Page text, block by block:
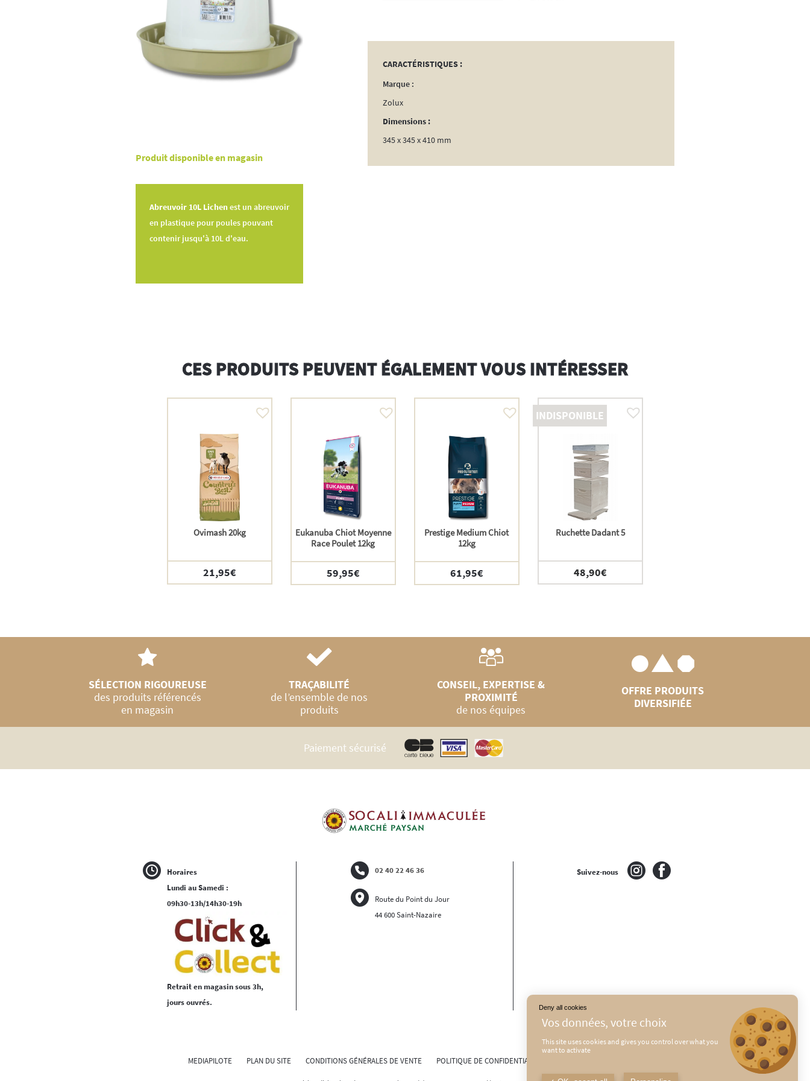
Produit disponible en magasin
Abreuvoir 10L Lichenest un abreuvoir
en plastique pour poules pouvant
contenir jusqu'à 10L d'eau.
Lichen
CARACTÉRISTIQUES :
Marque :
Zolux
Dimensions :
345 x 345 x 410 mm
CES PRODUITS PEUVENT ÉGALEMENT VOUS INTÉRESSER
Ovimash 20kg
21,95€
Eukanuba Chiot Moyenne
Race Poulet 12kg
59,95€
Prestige Medium Chiot
12kg
61,95€
INDISPONIBLE
Ruchette Dadant 5
48,90€
SÉLECTION RIGOUREUSE
des produits référencés
en magasin
TRAÇABILITÉ
de l’ensemble de nos
produits
CONSEIL, EXPERTISE &
PROXIMITÉ
de nos équipes
OFFRE PRODUITS
DIVERSIFIÉE
Paiement sécurisé
Horaires
Lundi au Samedi :
09h30-13h/14h30-19h
Retrait en magasin sous 3h,
jours ouvrés.
02 40 22 46 36
Route du Point du Jour
44 600 Saint-Nazaire
Suivez-nous
MEDIAPILOTE PLAN DU SITE CONDITIONS GÉNÉRALES DE VENTE POLITIQUE DE CONFIDENTIALITÉ
This site uses cookies and gives you control over what you
want to activate
Deny all cookies